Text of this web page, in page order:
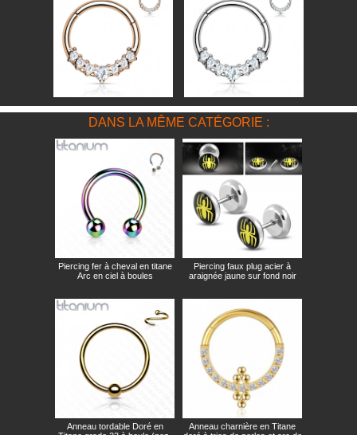
DANS LA MÊME CATÉGORIE :
Piercing fer à cheval en titane
Arc en ciel à boules
Piercing faux plug acier à
araignée jaune sur fond noir
Anneau tordable Doré en
Anneau charnière en Titane